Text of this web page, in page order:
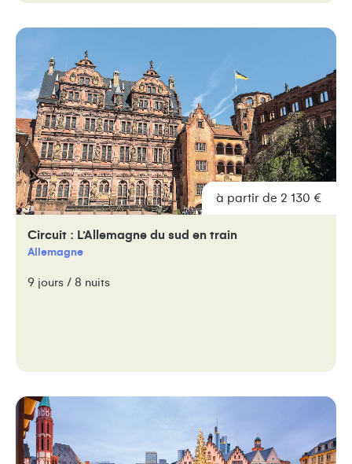
à partir de 2 130 €
Circuit : L’Allemagne du sud en train
Allemagne
9 jours / 8 nuits